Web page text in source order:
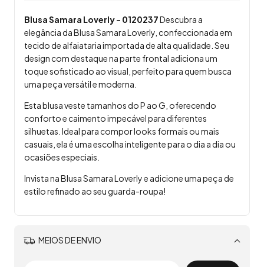
Blusa Samara Loverly - 0120237Descubra a
elegância da Blusa Samara Loverly, confeccionada em
tecido de alfaiataria importada de alta qualidade. Seu
design com destaque na parte frontal adiciona um
toque sofisticado ao visual, perfeito para quem busca
uma peça versátil e moderna.
Esta blusa veste tamanhos do P ao G, oferecendo
conforto e caimento impecável para diferentes
silhuetas. Ideal para compor looks formais ou mais
casuais, ela é uma escolha inteligente para o dia a dia ou
ocasiões especiais.
Invista na Blusa Samara Loverly e adicione uma peça de
estilo refinado ao seu guarda-roupa!
MEIOS DE ENVIO
Alterar CEP